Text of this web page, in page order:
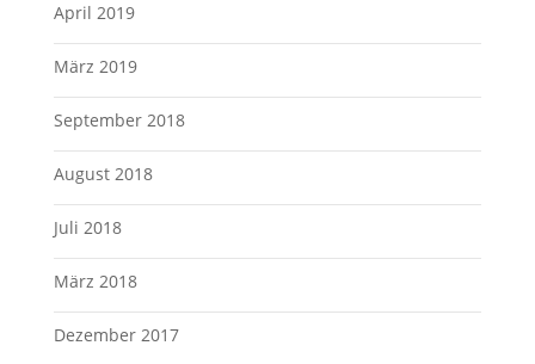
April 2019
März 2019
September 2018
August 2018
Juli 2018
März 2018
Dezember 2017